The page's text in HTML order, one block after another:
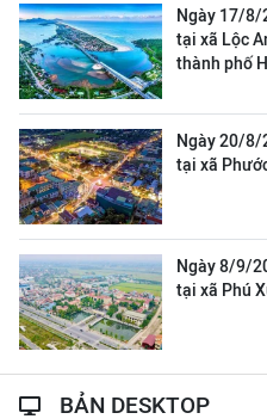
Ngày 17/8/
tại xã Lộc
thành phố
Ngày 20/8/
tại xã
Ngày 8/9/
tại xã Phú
BẢN DESKTOP